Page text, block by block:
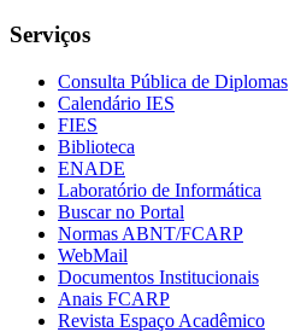
Serviços
Consulta Pública de Diplomas
Calendário IES
FIES
Biblioteca
ENADE
Laboratório de Informática
Buscar no Portal
Normas ABNT/FCARP
WebMail
Documentos Institucionais
Anais FCARP
Revista Espaço Acadêmico